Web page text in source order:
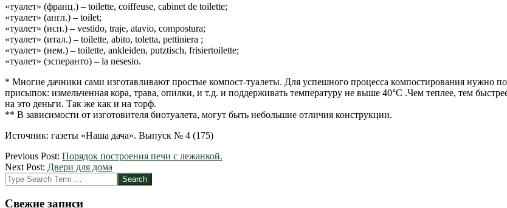
«туалет» (франц.) – toilette, coiffeuse, cabinet de toilette;
«туалет» (англ.) – toilet;
«туалет» (исп.) – vestido, traje, atavio, compostura;
«туалет» (итал.) – toilette, abito, toletta, pettiniera ;
«туалет» (нем.) – toilette, ankleiden, putztisch, frisiertoilette;
«туалет» (эсперанто) – la nesesio.
* Многие дачники сами изготавливают простые компост-туалеты. Для успешного процесса компостирования нужно
присыпок: измельченная кора, трава, опилки, и т.д. и поддерживать температуру не выше 40°С .Чем теплее, тем
на это деньги. Так же как и на торф.
** В зависимости от изготовителя биотуалета, могут быть небольшие отличия конструкции.
Источник: газеты «Наша дача». Выпуск № 4 (175)
2012-
03-
06
Previous Post: Порядок построения печи с лежанкой.
Next Post: Двери для дома
Search
Свежие записи